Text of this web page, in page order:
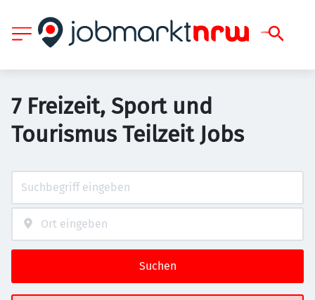
7 Freizeit, Sport und
Tourismus Teilzeit Jobs
Suchen